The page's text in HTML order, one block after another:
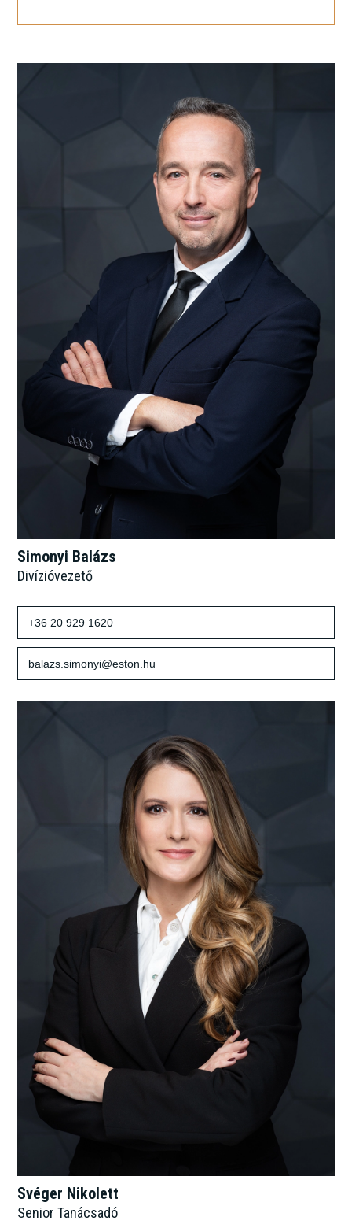
Simonyi Balázs
Divízióvezető
+36 20 929 1620
balazs.simonyi@eston.hu
Svéger Nikolett
Senior Tanácsadó